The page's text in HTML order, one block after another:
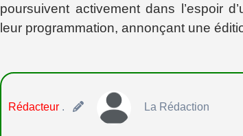
poursuivent activement dans l’espoir
leur programmation, annonçant une
Rédacteur . La Rédaction